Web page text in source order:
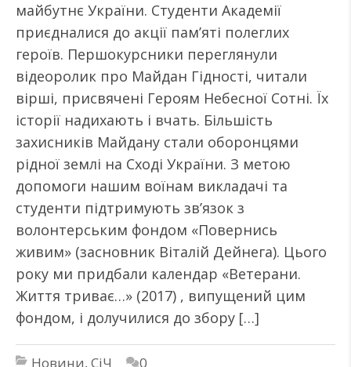
майбутнє України. Студенти Академії
приєдналися до акції пам’яті полеглих
героїв. Першокурсники переглянули
відеоролик про Майдан Гідності, читали
вірші, присвячені Героям Небесної Сотні. Їх
історії надихають і вчать. Більшість
захисників Майдану стали оборонцями
рідної землі на Сході України. З метою
допомоги нашим воїнам викладачі та
студенти підтримують зв’язок з
волонтерським фондом «Повернись
живим» (засновник Віталій Дейнега). Цього
року ми придбали календар «Ветерани.
Життя триває…» (2017) , випущений цим
фондом, і долучилися до збору […]
Новини, СіЧ
0